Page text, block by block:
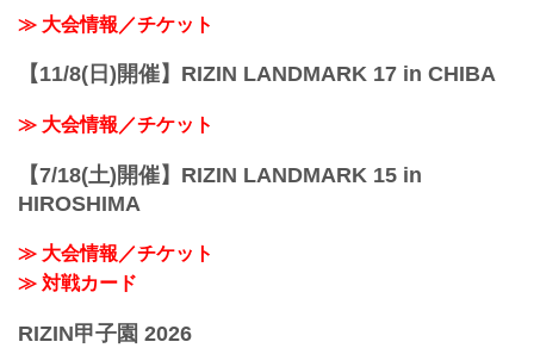
≫ 大会情報／チケット
【11/8(日)開催】RIZIN LANDMARK 17 in CHIBA
≫ 大会情報／チケット
【7/18(土)開催】RIZIN LANDMARK 15 in
HIROSHIMA
≫ 大会情報／チケット
≫ 対戦カード
RIZIN甲子園 2026